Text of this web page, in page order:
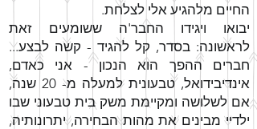
החיים מלהגיע אלי לצלחת.
יבואו ויגידו החבר'ה ששומעים זאת
לראשונה: בסדר, קל להגיד - קשה לבצע...
חברים ההפך הוא הנכון - אני כאדם,
אינדיבידואל, טבעונית למעלה מ- 20 שנה,
אם לשלושה ומקיימת משק בית טבעוני שבו
ילדיי מבינים את מהות הבחירה, יתרונותיה,